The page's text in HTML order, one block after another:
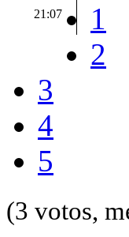
21:07
1
2
3
4
5
(3 votos,